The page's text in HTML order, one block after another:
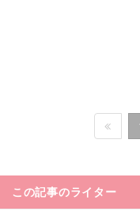
この記事のライター